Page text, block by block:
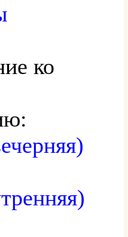
ко